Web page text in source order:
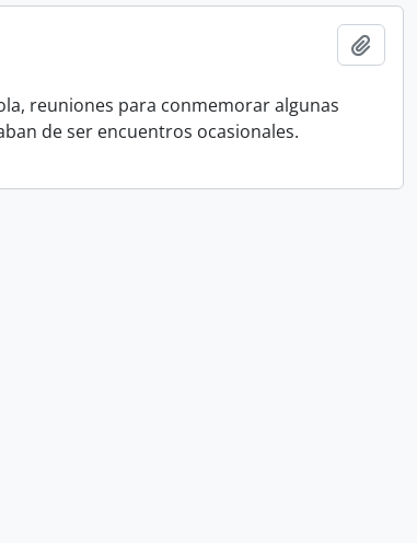
reuniones para conmemorar algunas
de ser encuentros ocasionales.